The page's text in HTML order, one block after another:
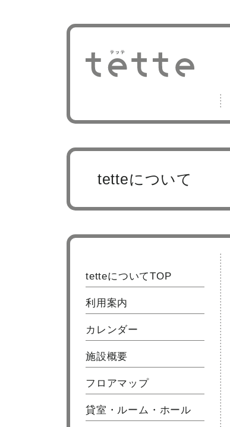
tetteについて
tetteについてTOP
利用案内
カレンダー
施設概要
フロアマップ
貸室・ルーム・ホール